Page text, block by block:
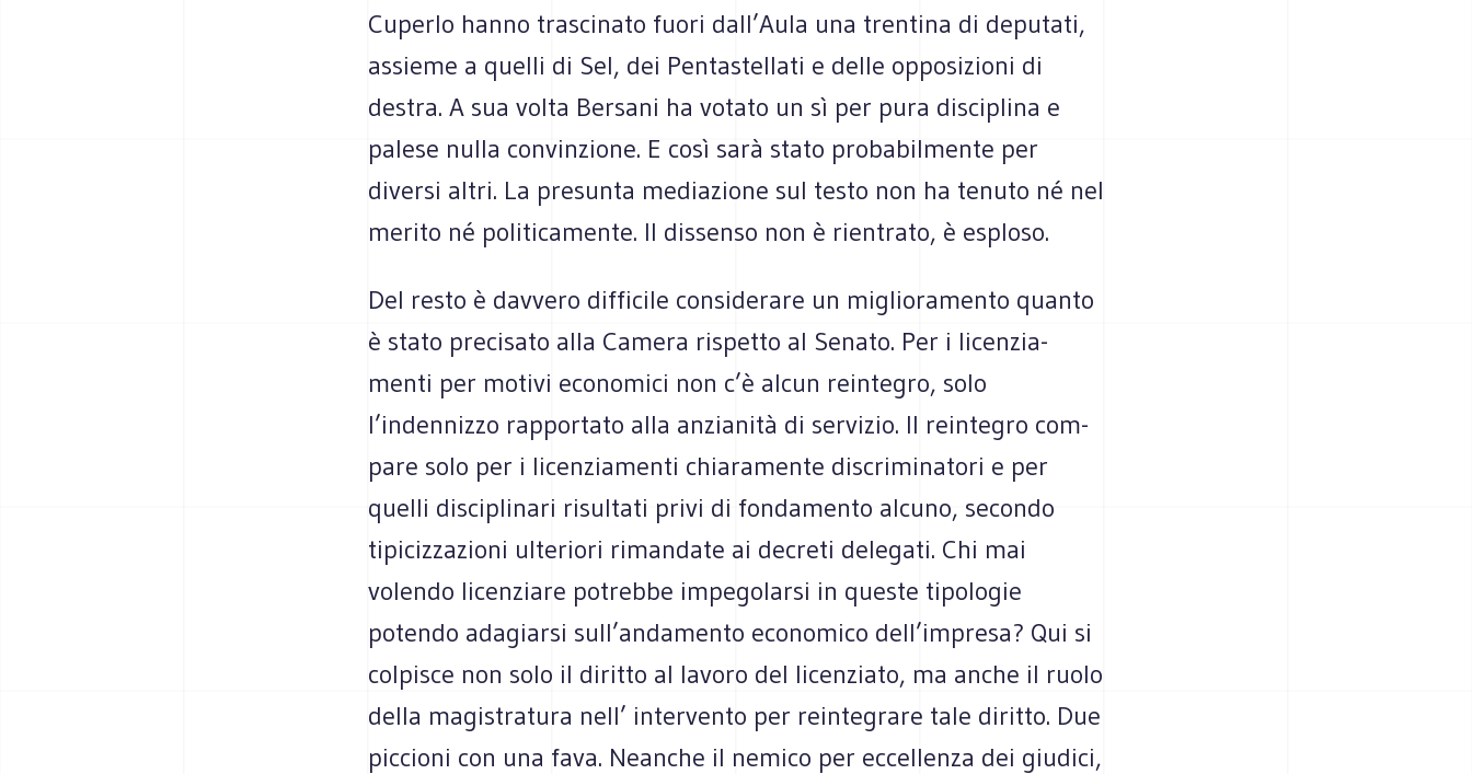
Cuperlo hanno tra­sci­nato fuori dall’Aula una tren­tina di depu­tati,
assieme a quelli di Sel, dei Pen­ta­stel­lati e delle oppo­si­zioni di
destra. A sua volta Ber­sani ha votato un sì per pura disci­plina e
palese nulla con­vin­zione. E così sarà stato pro­ba­bil­mente per
diversi altri. La pre­sunta media­zione sul testo non ha tenuto né nel
merito né poli­ti­ca­mente. Il dis­senso non è rien­trato, è esploso.
Del resto è dav­vero dif­fi­cile con­si­de­rare un miglio­ra­mento quanto
è stato pre­ci­sato alla Camera rispetto al Senato. Per i licen­zia­
menti per motivi eco­no­mici non c’è alcun rein­te­gro, solo
l’indennizzo rap­por­tato alla anzia­nità di ser­vi­zio. Il rein­te­gro com­
pare solo per i licen­zia­menti chia­ra­mente discri­mi­na­tori e per
quelli disci­pli­nari risul­tati privi di fon­da­mento alcuno, secondo
tipi­ciz­za­zioni ulte­riori riman­date ai decreti dele­gati. Chi mai
volendo licen­ziare potrebbe impe­go­larsi in que­ste tipo­lo­gie
potendo ada­giarsi sull’andamento eco­no­mico dell’impresa? Qui si
col­pi­sce non solo il diritto al lavoro del licen­ziato, ma anche il ruolo
della magi­stra­tura nell’ inter­vento per rein­te­grare tale diritto. Due
pic­cioni con una fava. Nean­che il nemico per eccel­lenza dei giu­dici,